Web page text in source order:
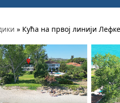
» Кућа на првој линији